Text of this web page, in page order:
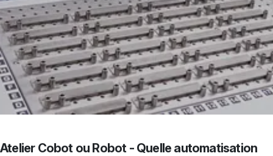
Atelier Cobot ou Robot - Quelle automatisation